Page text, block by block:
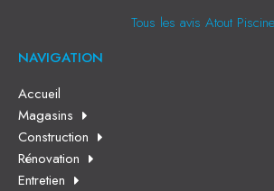
Tous les avis Atout Piscine
NAVIGATION
Accueil
Magasins
Construction
Rénovation
Entretien